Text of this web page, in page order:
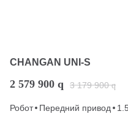
CHANGAN UNI-S
2 579 900 q 3 179 900 q
Робот Передний привод